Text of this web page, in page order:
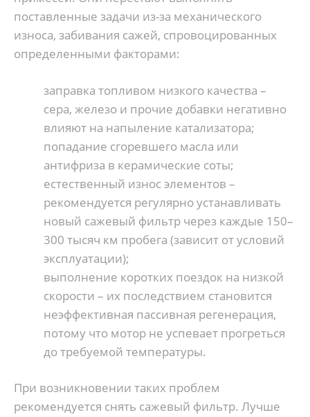
поставленные задачи из-за механического
износа, забивания сажей, спровоцированных
определенными факторами:
заправка топливом низкого качества –
сера, железо и прочие добавки негативно
влияют на напыление катализатора;
попадание сгоревшего масла или
антифриза в керамические соты;
естественный износ элементов –
рекомендуется регулярно устанавливать
новый сажевый фильтр через каждые 150–
300 тысяч км пробега (зависит от условий
эксплуатации);
выполнение коротких поездок на низкой
скорости – их последствием становится
неэффективная пассивная регенерация,
потому что мотор не успевает прогреться
до требуемой температуры.
При возникновении таких проблем
рекомендуется снять сажевый фильтр. Лучше